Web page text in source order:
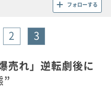
フォローする
2 3
売れ」逆転劇後に
”